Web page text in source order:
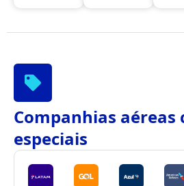
Companhias aéreas
especiais